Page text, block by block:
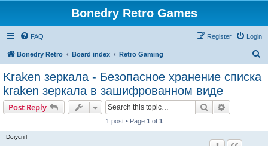
Bonedry Retro Games
FAQ Login
Register
Bonedry Retro Board index Retro Gaming
a
Kraken зеркала - Безопасное хранение списка
kraken зеркала в зашифрованном виде
Post Reply Search
1 post • Page 1 of 1
Doiycrirl